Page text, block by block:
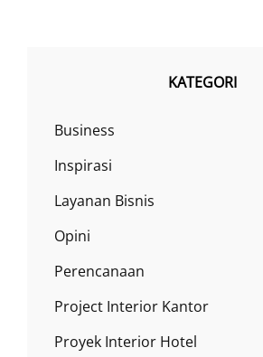
KATEGORI
Business
Inspirasi
Layanan Bisnis
Opini
Perencanaan
Project Interior Kantor
Proyek Interior Hotel